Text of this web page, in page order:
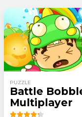
PUZZLE
Battle
Multiplayer